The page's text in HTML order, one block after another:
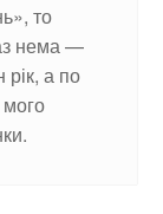
то
нема —
а по